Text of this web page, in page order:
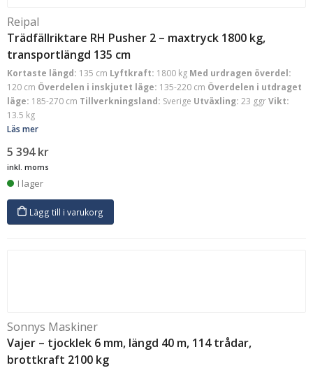
Reipal
Trädfällriktare RH Pusher 2 – maxtryck 1800 kg,
transportlängd 135 cm
Kortaste längd: 135 cm Lyftkraft: 1800 kg Med urdragen överdel:
120 cm Överdelen i inskjutet läge: 135-220 cm Överdelen i utdraget
läge: 185-270 cm Tillverkningsland: Sverige Utväxling: 23 ggrVikt:
13.5 kg
Läs mer
5 394kr
inkl. moms
I lager
Lägg till i varukorg
Sonnys Maskiner
Vajer – tjocklek 6 mm, längd 40 m, 114 trådar,
brottkraft 2100 kg